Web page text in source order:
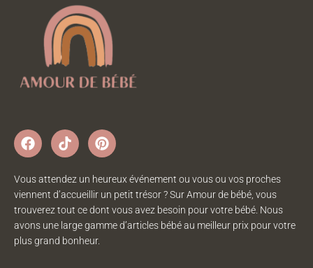
Vous attendez un heureux événement ou vous ou vos proches
viennent d’accueillir un petit trésor ? Sur Amour de bébé, vous
trouverez tout ce dont vous avez besoin pour votre bébé. Nous
avons une large gamme d’articles bébé au meilleur prix pour votre
plus grand bonheur.